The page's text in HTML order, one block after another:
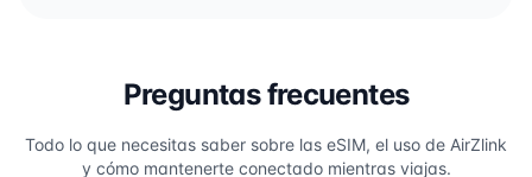
Preguntas frecuentes
Todo lo que necesitas saber sobre las eSIM, el uso de AirZlink
y cómo mantenerte conectado mientras viajas.